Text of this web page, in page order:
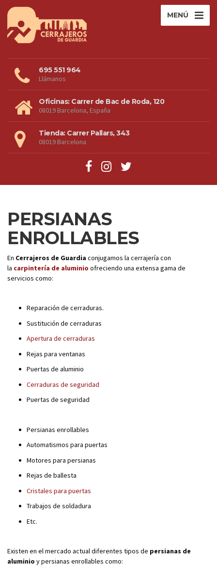
MENÚ
695 551 964
Llámanos
Oficinas: Carrer de Bac de Roda, 120
08019 Barcelona, España
Tienda: Carrer Pallars, 343
08019 Barcelona
PERSIANAS
ENROLLABLES
En Cerrajeros de Guardia conjugamos la cerrajería con
la carpintería de aluminio ofreciendo una extensa gama de
servicios como:
Reparación de cerraduras.
Sustitución de cerraduras
Apertura de cerraduras
Rejas para ventanas
Puertas de aluminio
Cerraduras de seguridad
Puertas de seguridad
Persianas enrollables
Automatismos para puertas
Motores para persianas
Rejas de ballesta
Cristales para puertas
Trabajos de soldadura
Etc.
Existen en el mercado actual diferentes tipos de persianas de
aluminio y persianas enrollables como: